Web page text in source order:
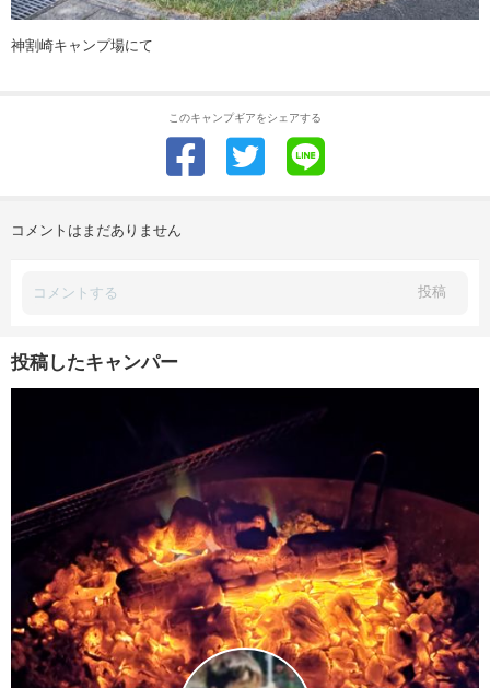
神割崎キャンプ場にて
このキャンプギアをシェアする
コメントはまだありません
投稿
投稿したキャンパー